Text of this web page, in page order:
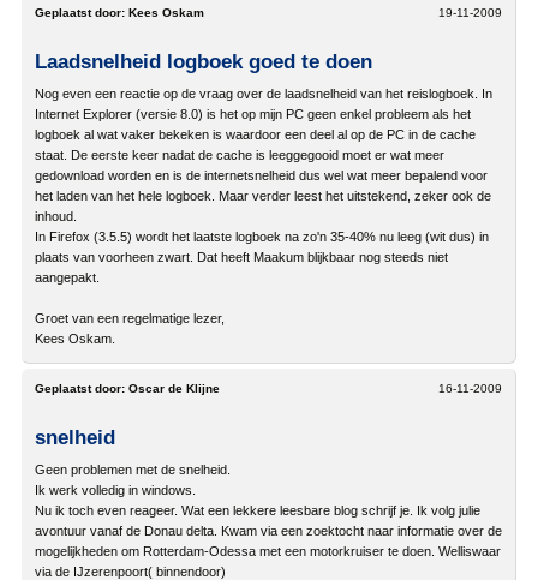
19-11-2009
Geplaatst door: Kees Oskam
Laadsnelheid logboek goed te doen
Nog even een reactie op de vraag over de laadsnelheid van het reislogboek. In
Internet Explorer (versie 8.0) is het op mijn PC geen enkel probleem als het
logboek al wat vaker bekeken is waardoor een deel al op de PC in de cache
staat. De eerste keer nadat de cache is leeggegooid moet er wat meer
gedownload worden en is de internetsnelheid dus wel wat meer bepalend voor
het laden van het hele logboek. Maar verder leest het uitstekend, zeker ook de
inhoud.
In Firefox (3.5.5) wordt het laatste logboek na zo'n 35-40% nu leeg (wit dus) in
plaats van voorheen zwart. Dat heeft Maakum blijkbaar nog steeds niet
aangepakt.
Groet van een regelmatige lezer,
Kees Oskam.
16-11-2009
Geplaatst door: Oscar de Klijne
snelheid
Geen problemen met de snelheid.
Ik werk volledig in windows.
Nu ik toch even reageer. Wat een lekkere leesbare blog schrijf je. Ik volg julie
avontuur vanaf de Donau delta. Kwam via een zoektocht naar informatie over de
mogelijkheden om Rotterdam-Odessa met een motorkruiser te doen. Welliswaar
via de IJzerenpoort( binnendoor)